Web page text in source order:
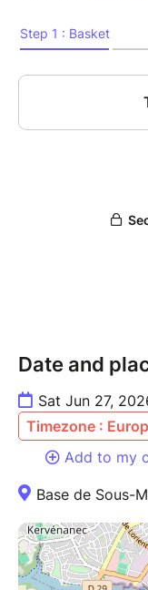
Date and
Sat Jun 27,
Timezone :
Add to my
Base de Sous-